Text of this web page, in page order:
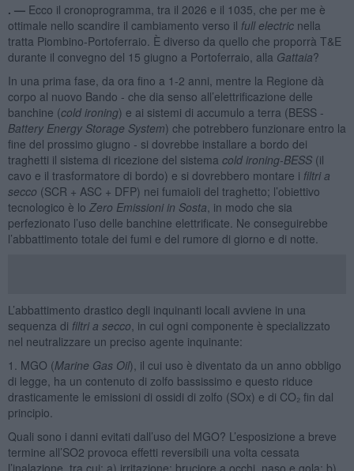
. — Ecco il cronoprogramma, tra il 2026 e il 1035, che per me è
ottimale nello scandire il cambiamento verso il full electricnella
tratta Piombino-Portoferraio. È diverso da quello che proporrà T&E
durante il convegno del 15 giugno a Portoferraio, alla Gattaia?
In una prima fase, da ora fino a 1-2 anni, mentre la Regione dà
corpo al nuovo Bando - che dia senso all’elettrificazione delle
banchine (cold ironing) e ai sistemi di accumulo a terra (BESS -
Battery Energy Storage System) che potrebbero funzionare entro la
fine del prossimo giugno - si dovrebbe installare a bordo dei
traghetti il sistema di ricezione del sistema cold ironing-BESS(il
cavo e il trasformatore di bordo) e si dovrebbero montare i filtri a
secco (SCR + ASC + DFP) nei fumaioli del traghetto; l’obiettivo
tecnologico è lo Zero Emissioni in Sosta , in modo che sia
perfezionato l’uso delle banchine elettrificate. Ne conseguirebbe
l’abbattimento totale dei fumi e del rumore di giorno e di notte.
L’abbattimento drastico degli inquinanti locali avviene in una
sequenza di filtri a secco , in cui ogni componente è specializzato
nel neutralizzare un preciso agente inquinante:
1. MGO (Marine Gas Oil), il cui uso è diventato da un anno obbligo
di legge, ha un contenuto di zolfo bassissimo e questo riduce
drasticamente le emissioni di ossidi di zolfo (SOx) e di CO₂ fin dal
principio.
Quali sono i danni evitati dall’uso del MGO? L’esposizione a breve
termine all’SO2 provoca effetti reversibili una volta cessata
l’inalazione, tra cui: a) irritazione: bruciore a occhi, naso e gola; b)